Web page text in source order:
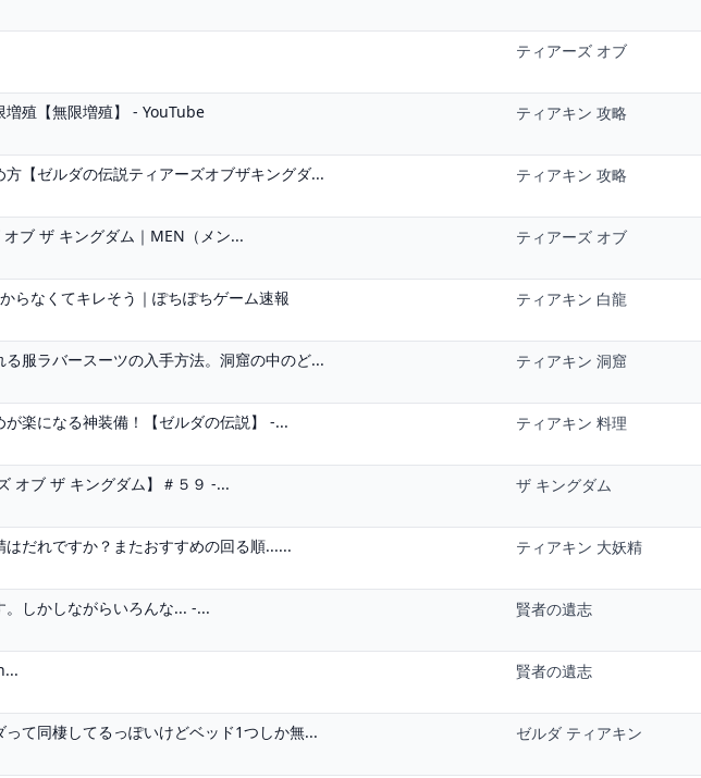
ティアーズ オブ
増殖【無限増殖】 - YouTube
ティアキン 攻略
方【ゼルダの伝説ティアーズオブザキングダ...
ティアキン 攻略
ブ ザ キングダム｜MEN（メン...
ティアーズ オブ
らなくてキレそう｜ぽちぽちゲーム速報
ティアキン 白龍
る服ラバースーツの入手方法。洞窟の中のど...
ティアキン 洞窟
が楽になる神装備！【ゼルダの伝説】 -...
ティアキン 料理
オブ ザ キングダム】＃５９ -...
ザ キングダム
だれですか？またおすすめの回る順......
ティアキン 大妖精
しかしながらいろんな... -...
賢者の遺志
賢者の遺志
って同棲してるっぽいけどベッド1つしか無...
ゼルダ ティアキン